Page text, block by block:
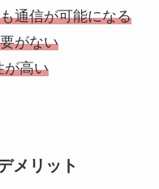
通信が可能になる
がない
が高い
メリット